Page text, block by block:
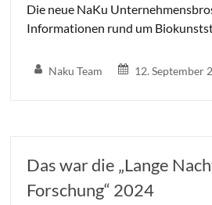
Die neue NaKu
Informationen rund um
Naku Team 12. September
Das war die „Lange
Forschung“ 2024